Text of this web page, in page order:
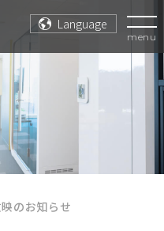
Language
menu
のお知らせ